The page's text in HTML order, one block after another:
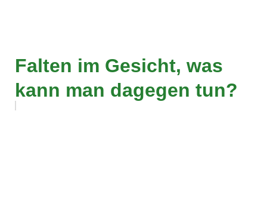
Falten im Gesicht, was
kann man dagegen tun?